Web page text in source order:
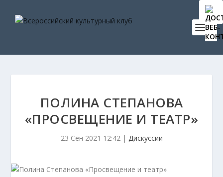
ПОЛИНА СТЕПАНОВА
«ПРОСВЕЩЕНИЕ И ТЕАТР»
23 Сен 2021 12:42| Дискуссии